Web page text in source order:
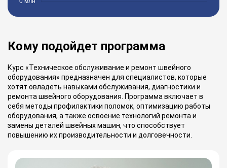
Кому подойдет программа
Курс «Техническое обслуживание и ремонт швейного
оборудования» предназначен для специалистов, которые
хотят овладеть навыками обслуживания, диагностики и
ремонта швейного оборудования. Программа включает в
себя методы профилактики поломок, оптимизацию работы
оборудования, а также освоение технологий ремонта и
замены деталей швейных машин, что способствует
повышению их производительности и долговечности.